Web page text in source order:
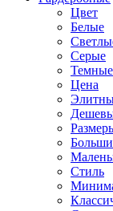
Цвет
Белые
Серые
Темные
Цена
Стиль